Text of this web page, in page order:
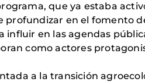
que ya estaba
profundizar en el fomento
influir en las agendas
como actores
a la transición